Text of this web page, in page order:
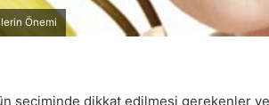
Önemi
seçiminde dikkat edilmesi gerekenler